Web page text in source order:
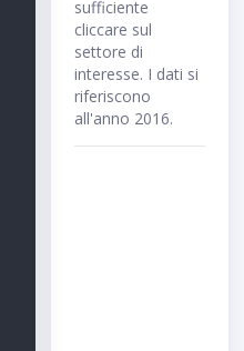
sufficiente
cliccare sul
settore di
interesse. I dati si
riferiscono
all'anno 2016.